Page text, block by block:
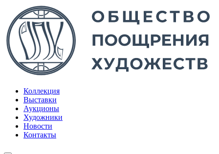
Коллекция
Выставки
Аукционы
Художники
Новости
Контакты